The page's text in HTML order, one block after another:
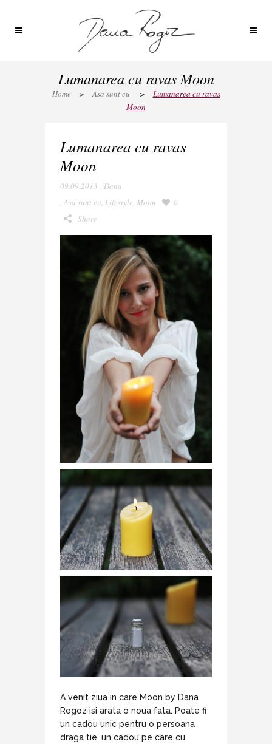
Lumanarea cu ravas Moon
Home > Asa sunt eu >
Lumanarea cu ravas
Moon
Lumanarea cu ravas
Moon
09.09.2013 , Dana
, Asa sunt eu, Lifestyle, Moon
0
Share
A venit ziua in care Moon by Dana
Rogoz isi arata o noua fata. Poate fi
un cadou unic pentru o persoana
draga tie, un cadou pe care cu